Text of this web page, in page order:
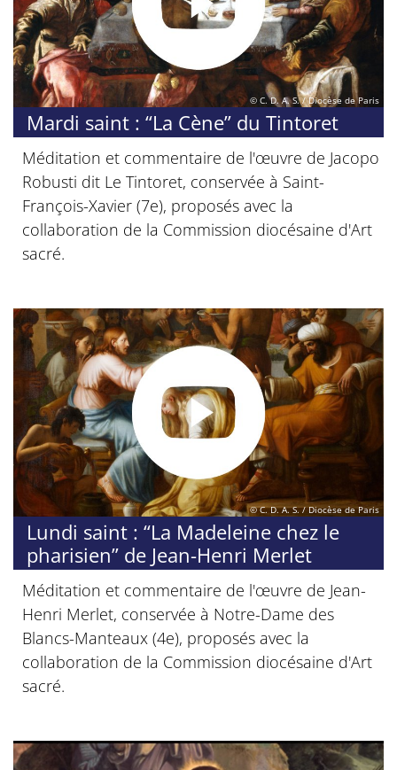
© C. D. A. S. / Diocèse de Paris
Mardi saint : “La Cène” du Tintoret
Méditation et commentaire de l'œuvre de Jacopo
Robusti dit Le Tintoret, conservée à Saint-
François-Xavier (7e), proposés avec la
collaboration de la Commission diocésaine d'Art
sacré.
© C. D. A. S. / Diocèse de Paris
Lundi saint : “La Madeleine chez le
pharisien” de Jean-Henri Merlet
Méditation et commentaire de l'œuvre de Jean-
Henri Merlet, conservée à Notre-Dame des
Blancs-Manteaux (4e), proposés avec la
collaboration de la Commission diocésaine d'Art
sacré.